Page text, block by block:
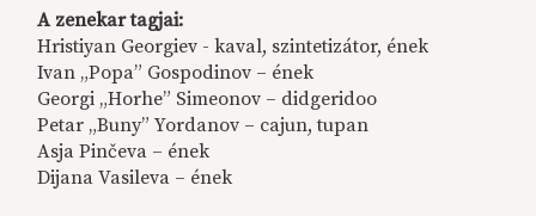
A zenekar tagjai:
Hristiyan Georgiev - kaval, szintetizátor, ének
Ivan „Popa” Gospodinov – ének
Georgi „Horhe” Simeonov – didgeridoo
Petar „Buny” Yordanov – cajun, tupan
Asja Pinčeva – ének
Dijana Vasileva – ének